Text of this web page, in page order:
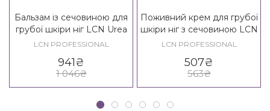
Бальзам із сечовиною для
грубої шкіри ніг LCN Urea
25% Foot Balm
LCN PROFESSIONAL
941₴
1 046₴
Поживний крем для грубої
шкіри ніг з сечовиною LCN
Urea 40% Chapped Skin
LCN PROFESSIONAL
507₴
563₴